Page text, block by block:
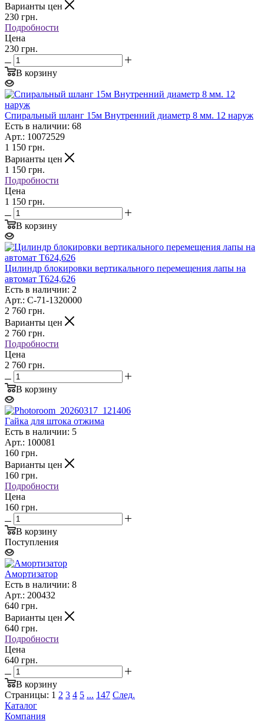
Варианты цен
230 грн.
Подробности
Цена
230 грн.
В корзину
Спиральный шланг 15м Внутренний диаметр 8 мм. 12 наруж
Есть в наличии: 68
Арт.: 10072529
1 150 грн.
Варианты цен
1 150 грн.
Подробности
Цена
1 150 грн.
В корзину
Цилиндр блокировки вертикального перемещения лапы на
автомат Т624,626
Есть в наличии: 2
Арт.: C-71-1320000
2 760 грн.
Варианты цен
2 760 грн.
Подробности
Цена
2 760 грн.
В корзину
Гайка для штока отжима
Есть в наличии: 5
Арт.: 100081
160 грн.
Варианты цен
160 грн.
Подробности
Цена
160 грн.
В корзину
Поступления
Амортизатор
Есть в наличии: 8
Арт.: 200432
640 грн.
Варианты цен
640 грн.
Подробности
Цена
640 грн.
В корзину
Страницы: 1 2 3 4 5 ... 147 След.
Каталог
Компания